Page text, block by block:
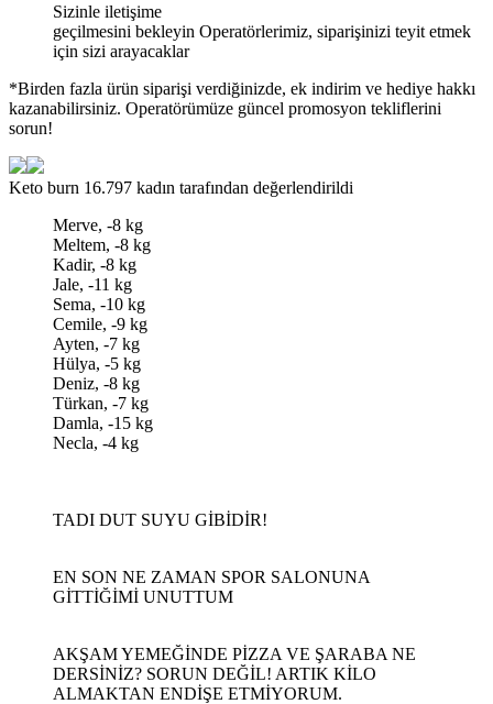
Sizinle iletişime
geçilmesini bekleyin Operatörlerimiz, siparişinizi teyit etmek
için sizi arayacaklar
*Birden fazla ürün siparişi verdiğinizde, ek indirim ve hediye hakkı
kazanabilirsiniz. Operatörümüze güncel promosyon tekliflerini
sorun!
Keto burn 16.797 kadın tarafından değerlendirildi
Merve, -8 kg
Meltem, -8 kg
Kadir, -8 kg
Jale, -11 kg
Sema, -10 kg
Cemile, -9 kg
Ayten, -7 kg
Hülya, -5 kg
Deniz, -8 kg
Türkan, -7 kg
Damla, -15 kg
Necla, -4 kg
TADI DUT SUYU GİBİDİR!
EN SON NE ZAMAN SPOR SALONUNA
GİTTİĞİMİ UNUTTUM
AKŞAM YEMEĞİNDE PİZZA VE ŞARABA NE
DERSİNİZ? SORUN DEĞİL! ARTIK KİLO
ALMAKTAN ENDİŞE ETMİYORUM.